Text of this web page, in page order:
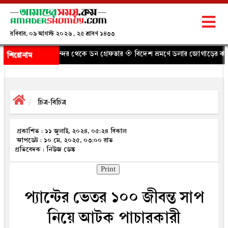
রবিবার, ০৯ আগস্ট ২০২৬ , ২৫ শ্রাবণ ১৪৩৩
শিরোনাম
থেকে ডন গ্রেফতার◈ বিদেশ ভ্রমণে ডলার জোগাড়ের ঝামেলা কমল, নতুন
চিত্র-বিচিত্র
প্রকাশিত : ১১ জুলাই, ২০২৪, ০৫:২৪ বিকাল
আপডেট : ১০ মে, ২০২৫, ০৩:০০ রাত
প্রতিবেদক : নিউজ ডেস্ক
Print
প্যান্টের ভেতর ১০০ জীবন্ত সাপ
নিয়ে আটক পাচারকারী